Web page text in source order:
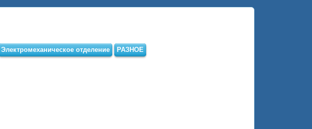
Электромеханическое отделение
РАЗНОЕ